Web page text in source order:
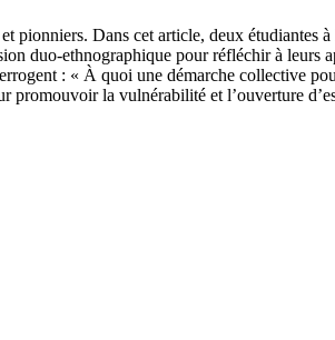
Dans cet article, deux étudiantes
duo-ethnographique pour réfléchir à leurs
: « À quoi une démarche collective
la vulnérabilité et l’ouverture